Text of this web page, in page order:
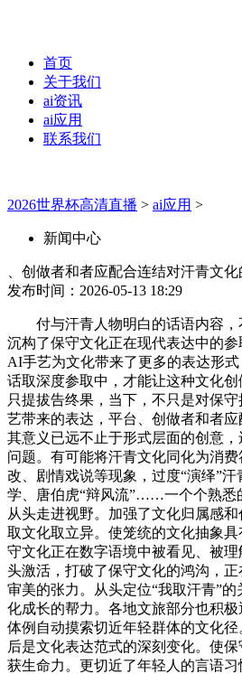
首页
关于我们
ai资讯
ai应用
联系我们
2026世界杯高清直播 > ai应用 >
新闻中心
、创做者和者应配合连结对汗青文化
发布时间：2026-05-13 18:29
付与汗青人物明白的话语内容，
沉构了保守文化正在现代表达中的参
AI手艺为文化带来了更多的表达形
话取深度参取中，才能让这种文化
只提拔告终果，当下，不只是对保
艺带来的表达，平台、创做者和者应
其意义已远不止于形式层面的创意
问题。有可能将汗青文化同化为消
改、剧情戏说等现象，过度“演绎”
学、唐伯虎“辩风流”……一个个熟悉
从头走进视野。加强了文化归属感
取文化取立异。使笼统的文化抽象
守文化正在数字语境中被看见、被
头激活，打破了保守文化的鸿沟，
审美的张力。从头定位“我取汗青”
化成长的帮力。各地文旅部分也积
体例自动摸索切近年轻群体的文化
后是文化表达范式的深刻变化。使
获生命力。更切近了年轻人的言语